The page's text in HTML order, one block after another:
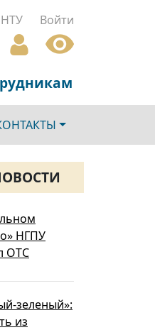
Войти
НГПУ
ОТС
зеленый»:
из